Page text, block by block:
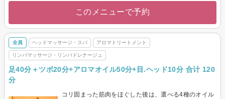
このメニューで予約
全員 ヘッドマッサージ・スパ アロマトリートメント
リンパマッサージ・リンパドレナージュ
足40分＋ツボ20分+アロマオイル50分+目.ヘッド10分 合计 120
分
コリ固まった筋肉をほぐした後は、選べる4種のオイル